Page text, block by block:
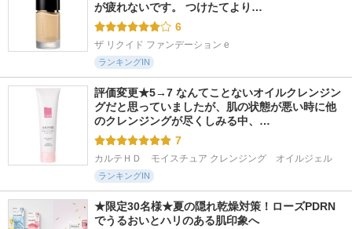
が疲れないです。 つけたてより…
6
ザ リクイド ファンデーション e
ランキングIN
評価変更★5→7 なんてことないオイルクレンジン
グだと思っていましたが、肌の状態が悪い時に他
のクレンジングが尽くしみる中、…
7
カルテＨＤ　モイスチュア クレンジング　オイルジェル
ランキングIN
★限定30名様★夏の隠れ乾燥対策！ローズPDRN
でうるおいとハリのある肌印象へ